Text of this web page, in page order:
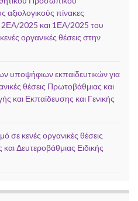
αξιολογικούς πίνακες
2025 και 1ΕΑ/2025 του
οργανικές θέσεις στην
υποψήφιων εκπαιδευτικών για
θέσεις Πρωτοβάθμιας και
και Εκπαίδευσης και Γενικής
σε κενές οργανικές θέσεις
Δευτεροβάθμιας Ειδικής